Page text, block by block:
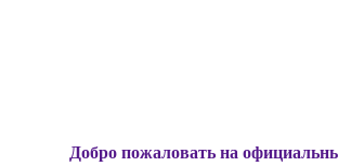
Добро пожаловать на официальный сайт